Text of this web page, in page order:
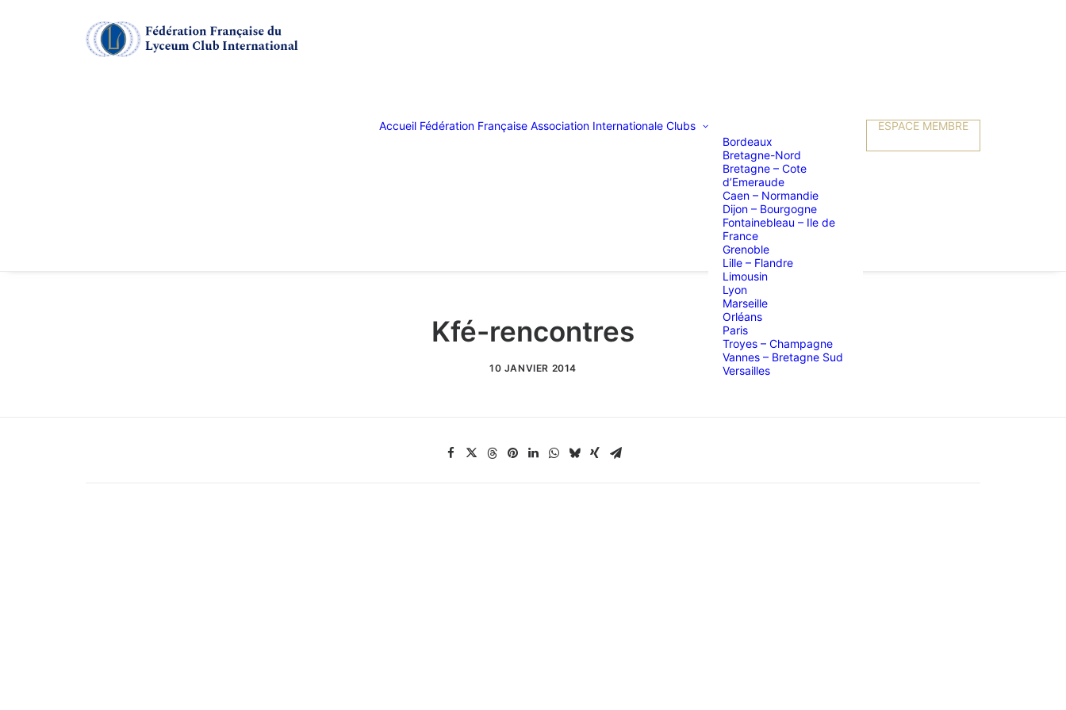
Accueil Fédération Française Association Internationale Clubs
Bordeaux
Bretagne-Nord
Bretagne – Cote
d’Emeraude
Caen – Normandie
Dijon – Bourgogne
Fontainebleau – Ile de
France
Grenoble
Lille – Flandre
Limousin
Lyon
Marseille
Orléans
Paris
Troyes – Champagne
Vannes – Bretagne Sud
Versailles
ESPACE MEMBRE
Kfé-rencontres
10 JANVIER 2014